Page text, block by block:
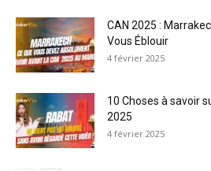
CAN 2025 :
Vous Éblouir
4 février 2025
10 Choses à savoir
2025
4 février 2025